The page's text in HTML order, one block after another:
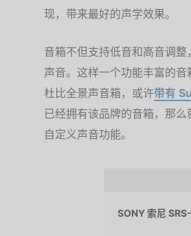
现，带来最好的声学效果。
音箱不但支持低音和高音调
声音。这样一个功能丰富的
杜比全景声音箱，或许带有
已经拥有该品牌的音箱，那
自定义声音功能。
SONY 索尼